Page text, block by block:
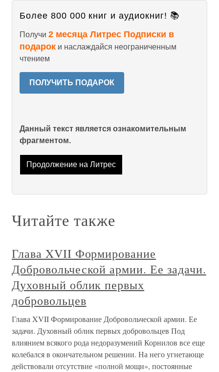
Более 800 000 книг и аудиокниг! 📚
Получи 2 месяца Литрес Подписки в
подарок и наслаждайся неограниченным
чтением
ПОЛУЧИТЬ ПОДАРОК
Данный текст является ознакомительным
фрагментом.
Продолжение на Литрес
Читайте также
Глава XVII Формирование
Добровольческой армии. Ее задачи.
Духовный облик первых
добровольцев
Глава XVII Формирование Добровольческой армии. Ее
задачи. Духовный облик первых добровольцев Под
влиянием всякого рода недоразумений Корнилов все еще
колебался в окончательном решении. На него угнетающе
действовали отсутствие «полной мощи», постоянные